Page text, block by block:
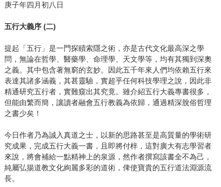
庚子年四月初八日
五行大義序 (二)
提起「五行」是一門探賾索隱之術，亦是古代文化最高深之學
問，無論在哲學、醫藥學、命理學、天文學等，均有其獨到深奧
之義。其中包含著無窮的玄妙。因此五千年來人們均依賴五行來
表達其諸多涵義，其甚靈驗，實超乎任何科技學理之說，因此非
精通研究五行者，實難窺出其究竟。雖介紹五行大義專書很多，
但能由繁而簡，讓讀者融會五行教義為依歸，通過精深脫俗哲理
之書少矣！
今日作者乃為誠入真道之士，以新的思路甚至是高質量的學術研
究成果，完成五行大義一書，且即將付梓，這對廣大有志學習者
來說，將會補給一點精神上的泉源，然作者撰寫該書全不為己，
純屬弘揚道教文化絢麗多彩的道術，俾使寶貴的五行道法淵源流
長。